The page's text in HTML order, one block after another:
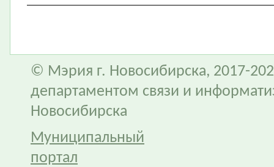
© Мэрия г. Новосибирска, 2017-
департаментом связи и
Новосибирска
Муниципальный
портал